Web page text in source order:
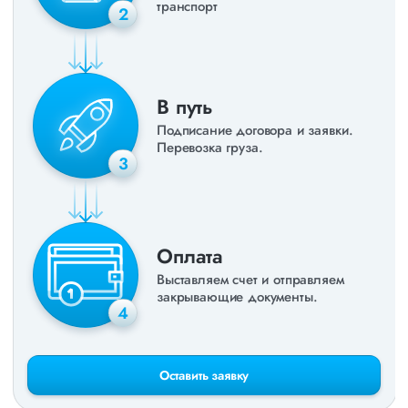
2
транспорт
3
В путь
Подписание договора и заявки.
Перевозка груза.
4
Оплата
Выставляем счет и отправляем
закрывающие документы.
Оставить заявку